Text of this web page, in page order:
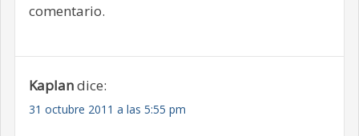
comentario.
Kaplandice:
31 octubre 2011 a las 5:55 pm